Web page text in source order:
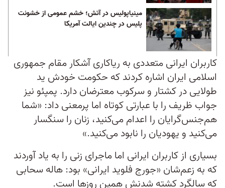
مینیاپولیس در آتش؛ خشم عمومی از خشونت
پلیس در چندین ایالت آمریکا
کاربران ایرانی متعددی به ریاکاری آشکار مقام جمهوری
اسلامی ایران اشاره کردند که حکومت خودش ید
طولایی در کشتار و سرکوب معترضان دارد. پمپئو نیز
جواب ظریف را با عبارتی کوتاه اما پرمعنی داد: «شما
هم‌جنس‌گرایان را اعدام می‌کنید، زنان را سنگسار
می‌کنید و یهودیان را نابود می‌کنید.»
بسیاری از کاربران ایرانی اما ماجرای زنی را به یاد‌ آوردند
که به زعم‌شان «جورج فلوید ایرانی» بود: هاله سحابی
که سالگرد کشته شدنش همین روزها است.